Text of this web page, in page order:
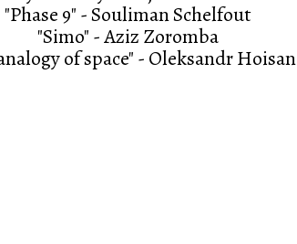
"Phase 9" - Souliman Schelfout
"Simo" - Aziz Zoromba
of space" - Oleksandr Hoisan